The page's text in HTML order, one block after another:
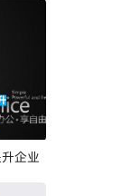
企业